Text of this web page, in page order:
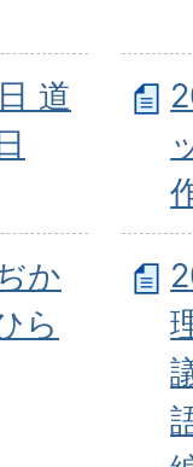
道
か
ら